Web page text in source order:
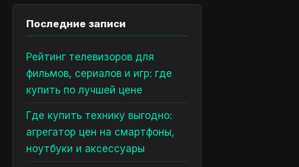
Последние записи
Рейтинг телевизоров для
фильмов, сериалов и игр: где
купить по лучшей цене
Где купить технику выгодно:
агрегатор цен на смартфоны,
ноутбуки и аксессуары